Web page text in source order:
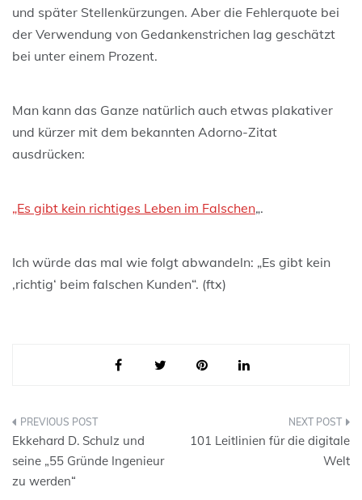
und später Stellenkürzungen. Aber die Fehlerquote bei
der Verwendung von Gedankenstrichen lag geschätzt
bei unter einem Prozent.
Man kann das Ganze natürlich auch etwas plakativer
und kürzer mit dem bekannten Adorno-Zitat
ausdrücken:
„Es gibt kein richtiges Leben im Falschen„.
Ich würde das mal wie folgt abwandeln: „Es gibt kein
‚richtig‘ beim falschen Kunden“. (ftx)
Beitragsnavigation
Ekkehard D. Schulz und
seine „55 Gründe Ingenieur
zu werden“
101 Leitlinien für die digitale
Welt